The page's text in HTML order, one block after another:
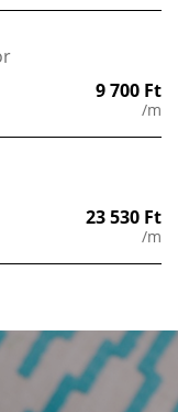
9 700 Ft
/m
23 530 Ft
/m